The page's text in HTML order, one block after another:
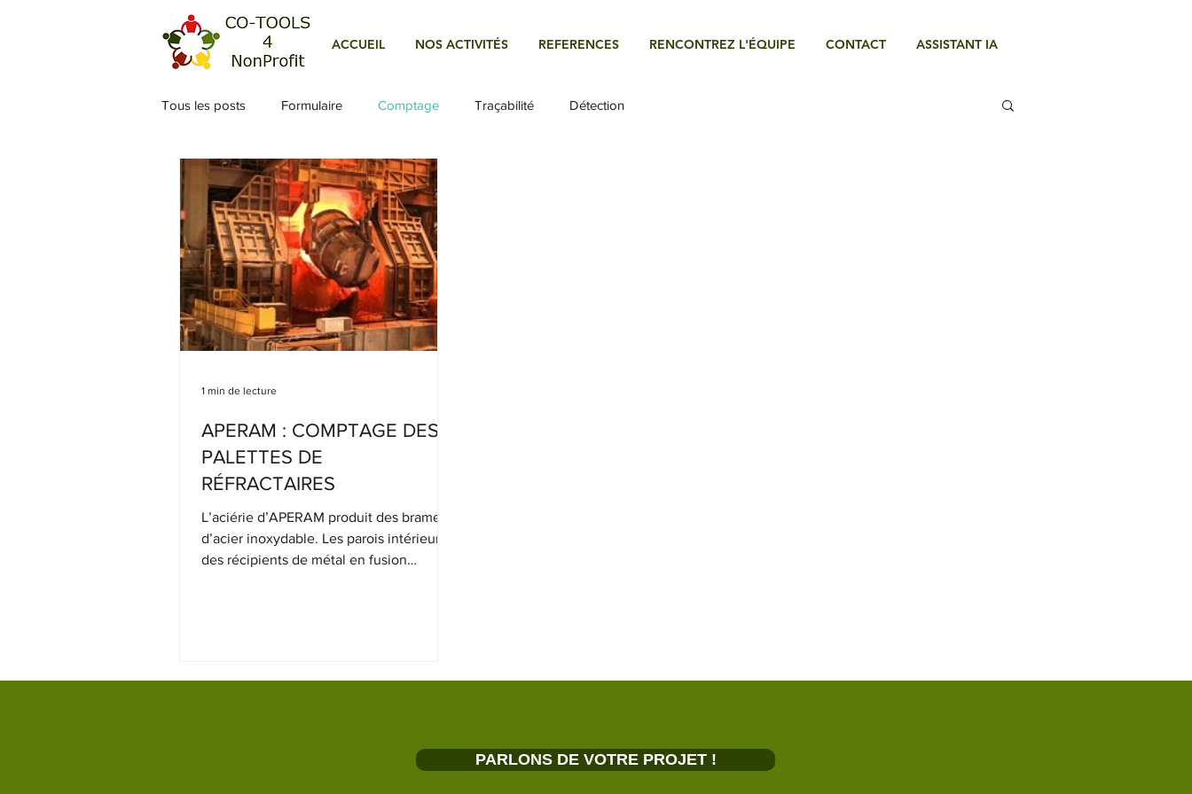
ACCUEIL NOS ACTIVITÉS REFERENCES RENCONTREZ L'ÉQUIPE CONTACT ASSISTANT IA
Tous les posts Formulaire Comptage Traçabilité Détection
APERAM : COMPTAGE DES
PALETTES DE
RÉFRACTAIRES
L’aciérie d’APERAM produit des brames
d’acier inoxydable. Les parois intérieures
des récipients de métal en fusion
1 min de lecture
PARLONS DE VOTRE PROJET !